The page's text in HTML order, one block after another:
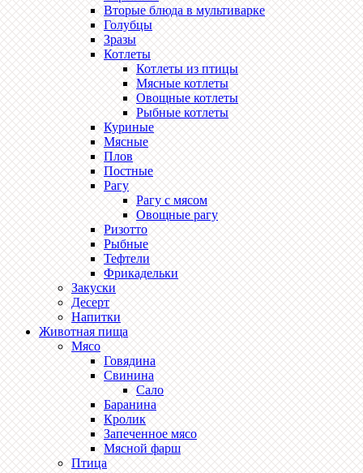
Вторые блюда в мультиварке
Голубцы
Зразы
Котлеты
Котлеты из птицы
Мясные котлеты
Овощные котлеты
Рыбные котлеты
Куриные
Мясные
Плов
Постные
Рагу
Рагу с мясом
Овощные рагу
Ризотто
Рыбные
Тефтели
Фрикадельки
Закуски
Десерт
Напитки
Животная пища
Мясо
Говядина
Свинина
Сало
Баранина
Кролик
Запеченное мясо
Мясной фарш
Птица